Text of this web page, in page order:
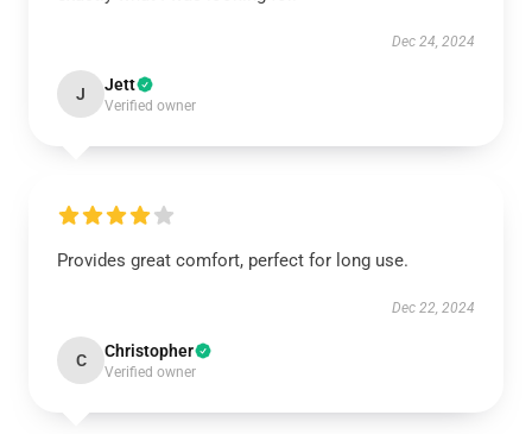
Dec 24, 2024
J Jett
Verified owner
Provides great comfort, perfect for long use.
Dec 22, 2024
C Christopher
Verified owner